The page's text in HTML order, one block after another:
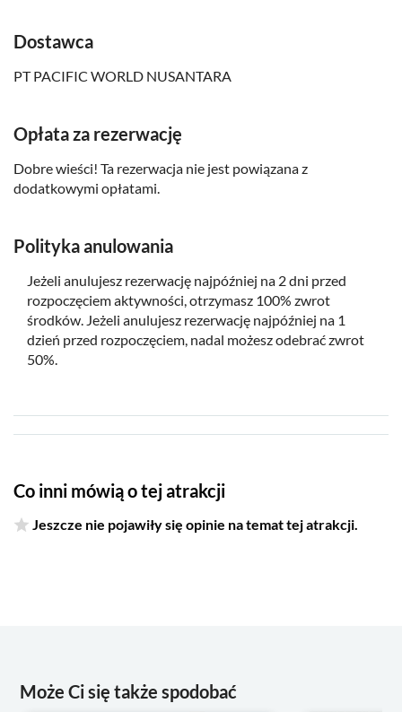
filtrem UV
Prosimy o zapakowanie odpowiedniego obuwia
problemami zdrowotnymi
Dostawca
PT PACIFIC WORLD NUSANTARA
Opłata za rezerwację
Dobre wieści! Ta rezerwacja nie jest powiązana z
dodatkowymi opłatami.
Polityka anulowania
Jeżeli anulujesz rezerwację najpóźniej na 2 dni przed
rozpoczęciem aktywności, otrzymasz 100% zwrot
środków. Jeżeli anulujesz rezerwację najpóźniej na 1
dzień przed rozpoczęciem, nadal możesz odebrać zwrot
50%.
Co inni mówią o tej atrakcji
Jeszcze nie pojawiły się opinie na temat tej atrakcji.
Może Ci się także spodobać